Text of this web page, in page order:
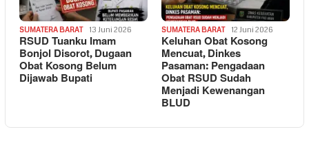
SUMATERA BARAT 13 Juni 2026
RSUD Tuanku Imam
Bonjol Disorot, Dugaan
Obat Kosong Belum
Dijawab Bupati
SUMATERA BARAT 12 Juni 2026
Keluhan Obat Kosong
Mencuat, Dinkes
Pasaman: Pengadaan
Obat RSUD Sudah
Menjadi Kewenangan
BLUD